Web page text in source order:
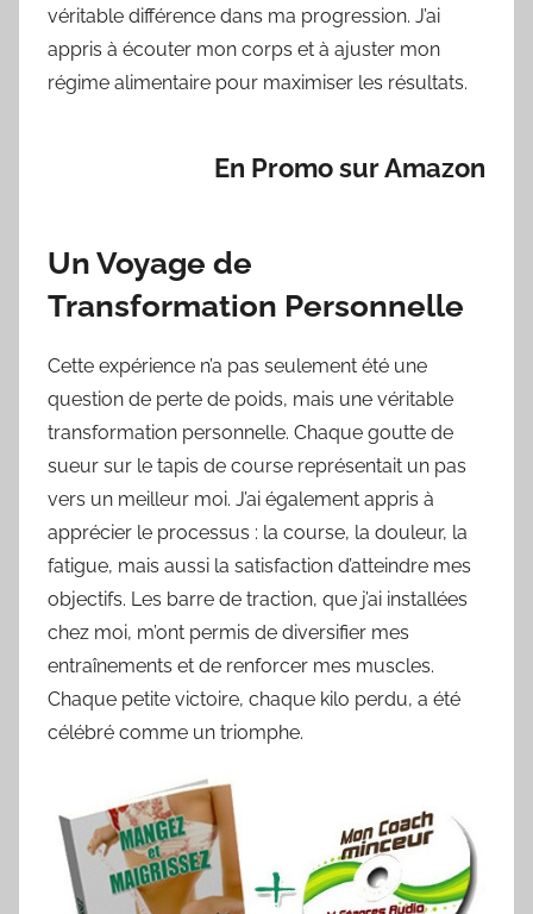
véritable différence dans ma progression. J’ai
appris à écouter mon corps et à ajuster mon
régime alimentaire pour maximiser les résultats.
En Promo sur Amazon
Un Voyage de
Transformation Personnelle
Cette expérience n’a pas seulement été une
question de perte de poids, mais une véritable
transformation personnelle. Chaque goutte de
sueur sur le tapis de course représentait un pas
vers un meilleur moi. J’ai également appris à
apprécier le processus : la course, la douleur, la
fatigue, mais aussi la satisfaction d’atteindre mes
objectifs. Les barre de traction, que j’ai installées
chez moi, m’ont permis de diversifier mes
entraînements et de renforcer mes muscles.
Chaque petite victoire, chaque kilo perdu, a été
célébré comme un triomphe.